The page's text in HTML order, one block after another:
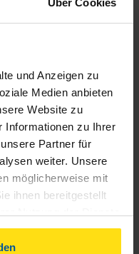
und Anzeigen zu
Medien anbieten
Website zu
Informationen zu Ihrer
Partner für
weiter. Unsere
möglicherweise mit
ihnen bereitgestellt
Einverstanden klicken,
gemäß
können, benötigen
Reihe von
beispielsweise die
Ihre
oder
und keinen der
wir Ihnen hier eine
Auszubildende und